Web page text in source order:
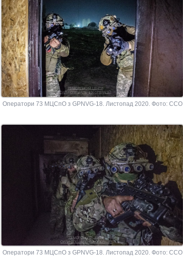
Оператори 73 МЦСпО з GPNVG-18. Листопад 2020. Фото: ССО
Оператори 73 МЦСпО з GPNVG-18. Листопад 2020. Фото: ССО